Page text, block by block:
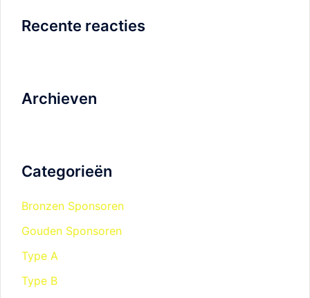
Recente reacties
Archieven
Categorieën
Bronzen Sponsoren
Gouden Sponsoren
Type A
Type B